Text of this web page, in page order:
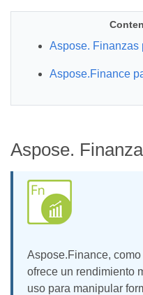
Aspose. Finanzas
Aspose.Finance
Aspose.
Aspose.Finance,
ofrece un rendimiento
uso para manipular